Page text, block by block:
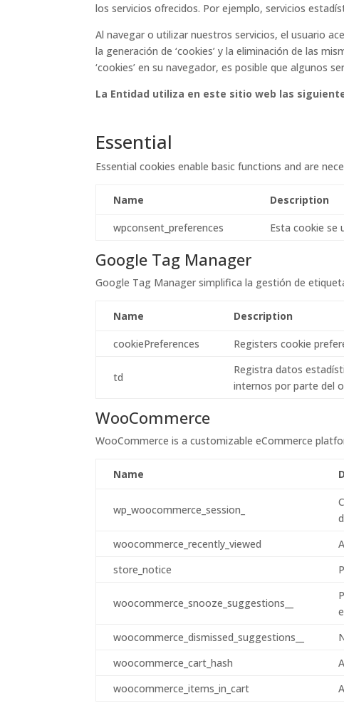
los servicios ofrecidos. Por ejemplo, servicios
Al navegar o utilizar nuestros servicios, el usuario
la generación de ‘cookies’ y la eliminación de las
‘cookies’ en su navegador, es posible que algunos
La Entidad utiliza en este sitio web las
Essential
Essential cookies enable basic functions and are
Name Description
wpconsent_preferences Esta cookie se
Google Tag Manager
Google Tag Manager simplifica la gestión de
Name Description
cookiePreferences Registers cookie
td
Registra datos
internos por parte del
WooCommerce
WooCommerce is a customizable eCommerce
Name
wp_woocommerce_session_
woocommerce_recently_viewed
store_notice
woocommerce_snooze_suggestions__
woocommerce_dismissed_suggestions__
woocommerce_cart_hash
woocommerce_items_in_cart